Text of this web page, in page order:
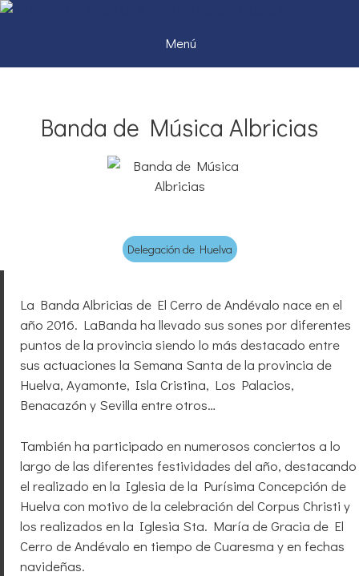
Menú
Banda de Música Albricias
Delegación de Huelva
La Banda Albricias de El Cerro de Andévalo nace en el
año 2016. LaBanda ha llevado sus sones por diferentes
puntos de la provincia siendo lo más destacado entre
sus actuaciones la Semana Santa de la provincia de
Huelva, Ayamonte, Isla Cristina, Los Palacios,
Benacazón y Sevilla entre otros…
También ha participado en numerosos conciertos a lo
largo de las diferentes festividades del año, destacando
el realizado en la Iglesia de la Purísima Concepción de
Huelva con motivo de la celebración del Corpus Christi y
los realizados en la Iglesia Sta. María de Gracia de El
Cerro de Andévalo en tiempo de Cuaresma y en fechas
navideñas.